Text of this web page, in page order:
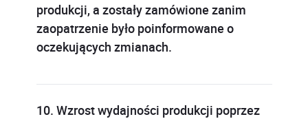
produkcji, a zostały zamówione zanim
zaopatrzenie było poinformowane o
oczekujących zmianach.
10. Wzrost wydajności produkcji poprzez